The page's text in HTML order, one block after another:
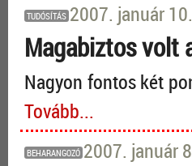
TUDÓSÍTÁS 2007. január
Magabiztos volt
Nagyon fontos két
Tovább...
BEHARANGOZÓ 2007. január